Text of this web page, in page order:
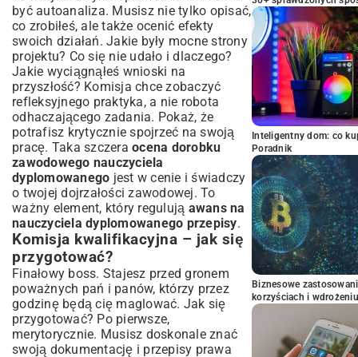
być autoanaliza. Musisz nie tylko opisać,
co zrobiłeś, ale także ocenić efekty
swoich działań. Jakie były mocne strony
projektu? Co się nie udało i dlaczego?
Jakie wyciągnąłeś wnioski na
przyszłość? Komisja chce zobaczyć
refleksyjnego praktyka, a nie robota
odhaczającego zadania. Pokaż, że
potrafisz krytycznie spojrzeć na swoją
pracę. Taka szczera ocena dorobku
zawodowego nauczyciela
dyplomowanego jest w cenie i świadczy
o twojej dojrzałości zawodowej. To
ważny element, który regulują awans na
nauczyciela dyplomowanego przepisy.
Komisja kwalifikacyjna – jak się
przygotować?
Finałowy boss. Stajesz przed gronem
poważnych pań i panów, którzy przez
godzinę będą cię maglować. Jak się
przygotować? Po pierwsze,
merytorycznie. Musisz doskonale znać
swoją dokumentację i przepisy prawa
Inteligentny dom: co
Poradnik
Biznesowe
korzyściach i wdrożeniu